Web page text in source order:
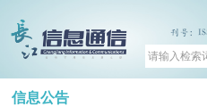
信息公告